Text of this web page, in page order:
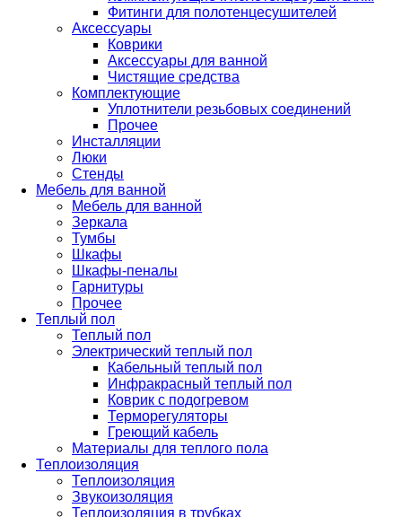
Фитинги для полотенцесушителей
Аксессуары
Коврики
Аксессуары для ванной
Чистящие средства
Комплектующие
Уплотнители резьбовых соединений
Прочее
Инсталляции
Люки
Стенды
Мебель для ванной
Мебель для ванной
Зеркала
Тумбы
Шкафы
Шкафы-пеналы
Гарнитуры
Прочее
Теплый пол
Теплый пол
Электрический теплый пол
Кабельный теплый пол
Инфракрасный теплый пол
Коврик с подогревом
Терморегуляторы
Греющий кабель
Материалы для теплого пола
Теплоизоляция
Теплоизоляция
Звукоизоляция
Теплоизоляция в трубках